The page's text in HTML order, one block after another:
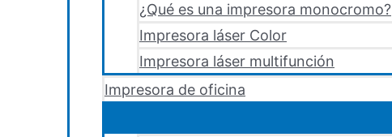
¿Qué es una impresora monocromo?
Impresora láser Color
Impresora láser multifunción
Impresora de oficina